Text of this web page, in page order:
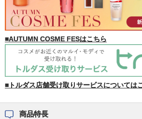
■AUTUMN COSME FESはこちら
■トルダス店舗受け取りサービスについては
商品特長